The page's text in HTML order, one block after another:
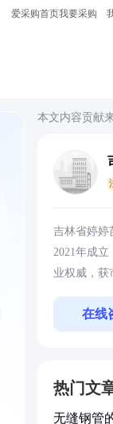
爱采购首页我要采购
本文内容贡献
吉林省婷婷
2021年成
业权威，获
在线
热门文
无缝钢管